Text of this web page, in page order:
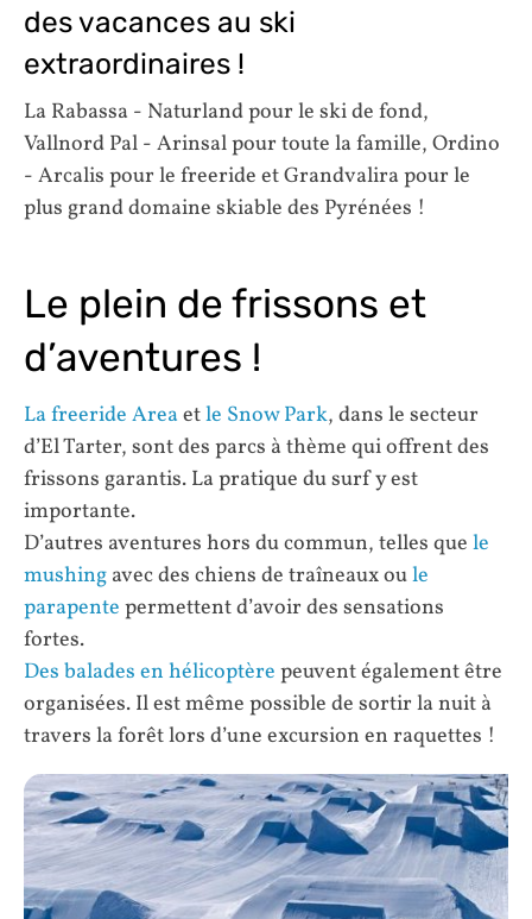
des vacances au ski
extraordinaires !
La Rabassa - Naturland pour le ski de fond,
Vallnord Pal - Arinsal pour toute la famille, Ordino
- Arcalis pour le freeride et Grandvalira pour le
plus grand domaine skiable des Pyrénées !
Le plein de frissons et
d’aventures !
La freeride Areaetle Snow Park, dans le secteur
d’El Tarter, sont des parcs à thème qui offrent des
frissons garantis. La pratique du surf y est
importante.
D’autres aventures hors du commun, telles que le
mushing avec des chiens de traîneaux oule
parapente permettent d’avoir des sensations
fortes.
Des balades en hélicoptère peuvent également être
organisées. Il est même possible de sortir la nuit à
travers la forêt lors d’une excursion en raquettes !